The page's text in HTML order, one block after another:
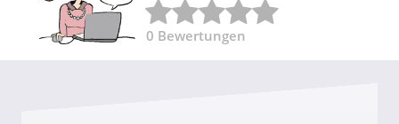
0 Bewertungen